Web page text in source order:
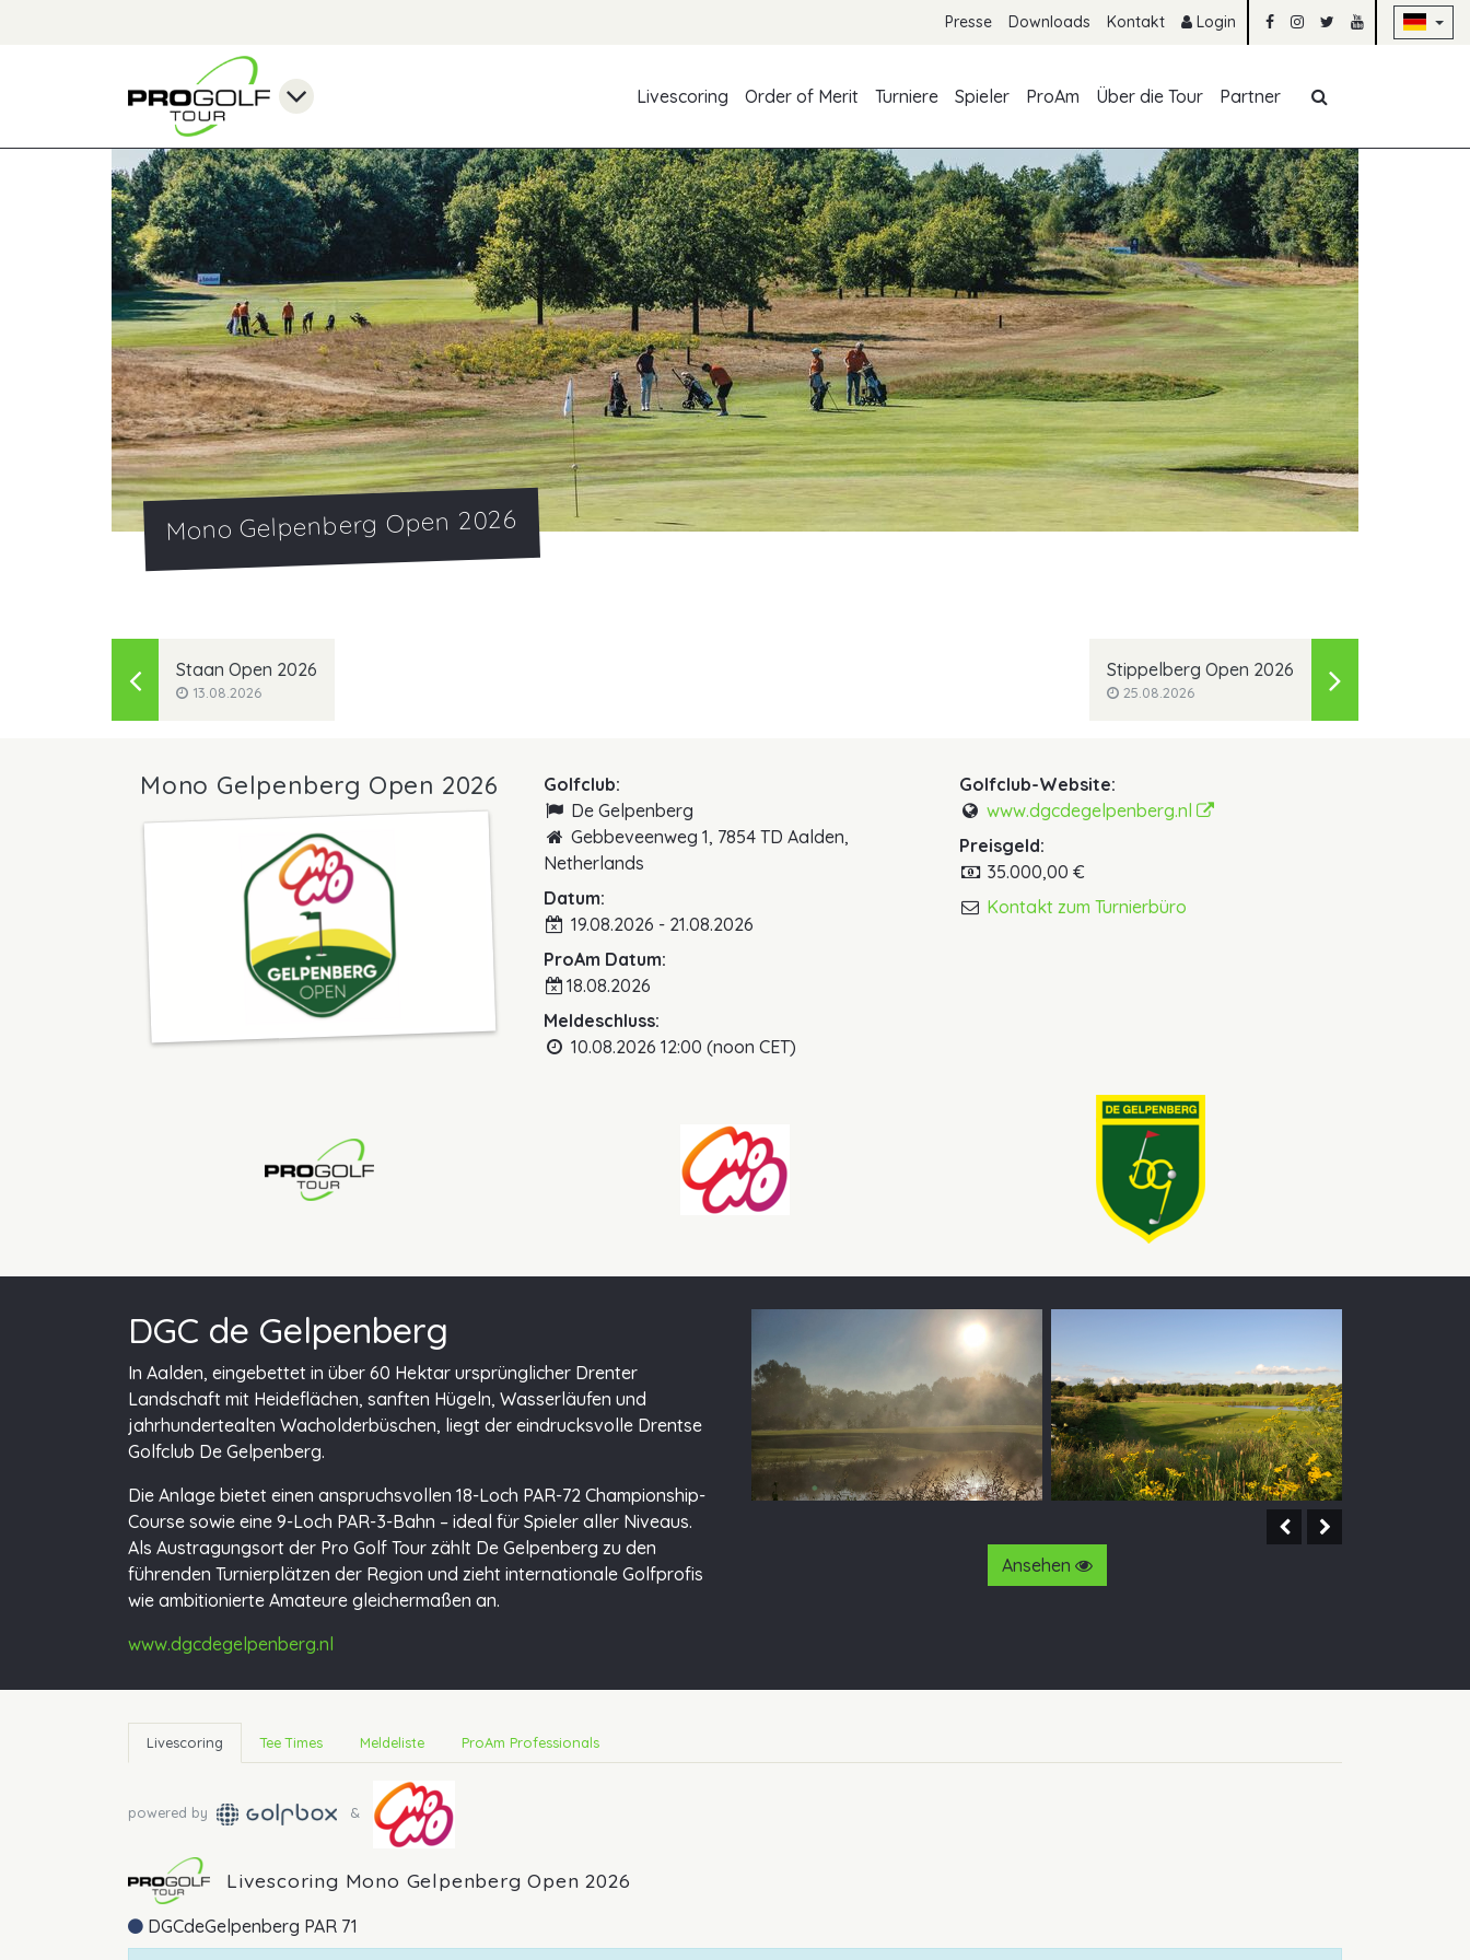
Presse Downloads Kontakt Login
Livescoring
Order of Merit Turniere Spieler ProAm Über die Tour Partner
Mono Gelpenberg Open 2026
Staan Open 2026
13.08.2026
Stippelberg Open 2026
25.08.2026
Mono Gelpenberg Open 2026
Golfclub:
De Gelpenberg
Gebbeveenweg 1, 7854 TD Aalden,
Netherlands
Datum:
19.08.2026 - 21.08.2026
ProAm Datum:
18.08.2026
Meldeschluss:
10.08.2026 12:00 (noon CET)
Golfclub-Website:
www.dgcdegelpenberg.nl
Preisgeld:
35.000,00 €
Kontakt zum Turnierbüro
DGC de Gelpenberg
In Aalden, eingebettet in über 60 Hektar ursprünglicher Drenter
Landschaft mit Heideflächen, sanften Hügeln, Wasserläufen und
jahrhundertealten Wacholderbüschen, liegt der eindrucksvolle Drentse
Golfclub De Gelpenberg.
Die Anlage bietet einen anspruchsvollen 18-Loch PAR-72 Championship-
Course sowie eine 9-Loch PAR-3-Bahn – ideal für Spieler aller Niveaus.
Als Austragungsort der Pro Golf Tour zählt De Gelpenberg zu den
führenden Turnierplätzen der Region und zieht internationale Golfprofis
wie ambitionierte Amateure gleichermaßen an.
www.dgcdegelpenberg.nl
Ansehen
Livescoring Tee Times Meldeliste ProAm Professionals
powered by &
Livescoring Mono Gelpenberg Open 2026
DGCdeGelpenberg PAR 71